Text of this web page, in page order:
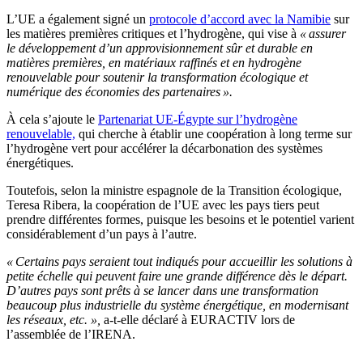
L’UE a également signé un protocole d’accord avec la Namibie sur
les matières premières critiques et l’hydrogène, qui vise à « assurer
le développement d’un approvisionnement sûr et durable en
matières premières, en matériaux raffinés et en hydrogène
renouvelable pour soutenir la transformation écologique et
numérique des économies des partenaires ».
À cela s’ajoute le Partenariat UE-Égypte sur l’hydrogène
renouvelable, qui cherche à établir une coopération à long terme sur
l’hydrogène vert pour accélérer la décarbonation des systèmes
énergétiques.
Toutefois, selon la ministre espagnole de la Transition écologique,
Teresa Ribera, la coopération de l’UE avec les pays tiers peut
prendre différentes formes, puisque les besoins et le potentiel varient
considérablement d’un pays à l’autre.
« Certains pays seraient tout indiqués pour accueillir les solutions à
petite échelle qui peuvent faire une grande différence dès le départ.
D’autres pays sont prêts à se lancer dans une transformation
beaucoup plus industrielle du système énergétique, en modernisant
les réseaux, etc. », a-t-elle déclaré à EURACTIV lors de
l’assemblée de l’IRENA.